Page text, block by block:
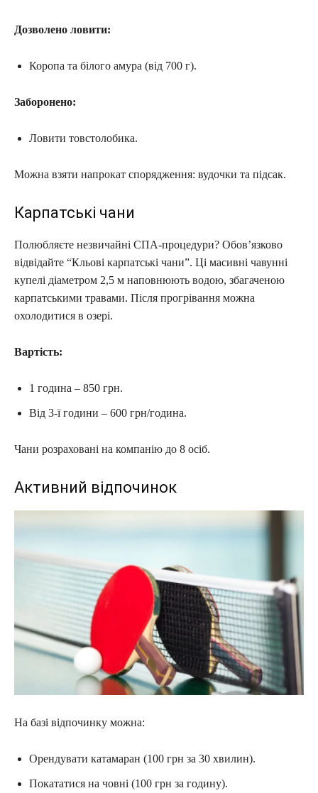
Дозволено ловити:
Коропа та білого амура (від 700 г).
Заборонено:
Ловити товстолобика.
Можна взяти напрокат спорядження: вудочки та підсак.
Карпатські чани
Полюбляєте незвичайні СПА-процедури? Обов’язково
відвідайте “Кльові карпатські чани”. Ці масивні чавунні
купелі діаметром 2,5 м наповнюють водою, збагаченою
карпатськими травами. Після прогрівання можна
охолодитися в озері.
Вартість:
1 година – 850 грн.
Від 3-ї години – 600 грн/година.
Чани розраховані на компанію до 8 осіб.
Активний відпочинок
На базі відпочинку можна:
Орендувати катамаран (100 грн за 30 хвилин).
Покататися на човні (100 грн за годину).